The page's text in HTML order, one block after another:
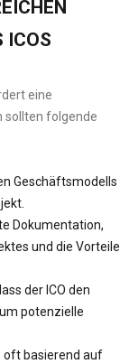
ICOS
eine
sollten folgende
Geschäftsmodells
Dokumentation,
und die Vorteile
der ICO den
potenzielle
oft basierend auf